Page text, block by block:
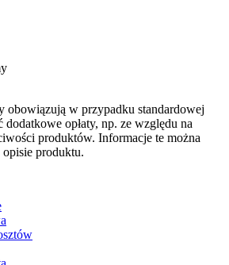
obowiązują w przypadku standardowej
opłaty, np. ze względu na
produktów. Informacje te można
produktu.